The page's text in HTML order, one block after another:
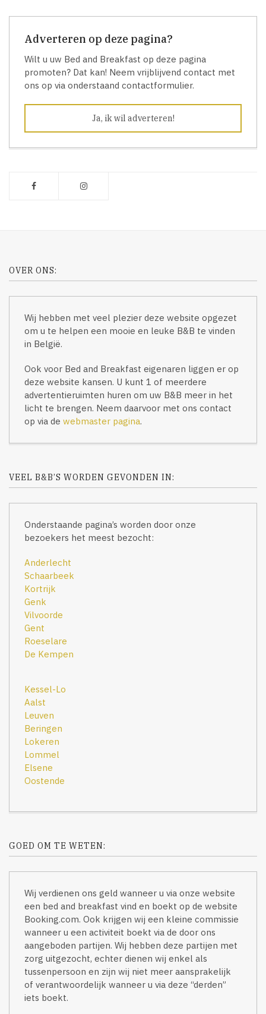
Adverteren op deze pagina?
Wilt u uw Bed and Breakfast op deze pagina
promoten? Dat kan! Neem vrijblijvend contact met
ons op via onderstaand contactformulier.
Ja, ik wil adverteren!
OVER ONS:
Wij hebben met veel plezier deze website opgezet
om u te helpen een mooie en leuke B&B te vinden
in België.
Ook voor Bed and Breakfast eigenaren liggen er op
deze website kansen. U kunt 1 of meerdere
advertentieruimten huren om uw B&B meer in het
licht te brengen. Neem daarvoor met ons contact
op via de webmaster pagina.
VEEL B&B’S WORDEN GEVONDEN IN:
Onderstaande pagina’s worden door onze
bezoekers het meest bezocht:
Anderlecht
Schaarbeek
Kortrijk
Genk
Vilvoorde
Gent
Roeselare
De Kempen
Kessel-Lo
Aalst
Leuven
Beringen
Lokeren
Lommel
Elsene
Oostende
GOED OM TE WETEN:
Wij verdienen ons geld wanneer u via onze website
een bed and breakfast vind en boekt op de website
Booking.com. Ook krijgen wij een kleine commissie
wanneer u een activiteit boekt via de door ons
aangeboden partijen. Wij hebben deze partijen met
zorg uitgezocht, echter dienen wij enkel als
tussenpersoon en zijn wij niet meer aansprakelijk
of verantwoordelijk wanneer u via deze “derden”
iets boekt.